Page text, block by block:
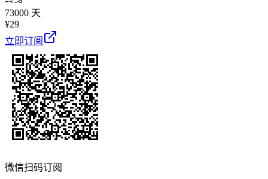
73000 天
¥29
立即订阅
微信扫码订阅